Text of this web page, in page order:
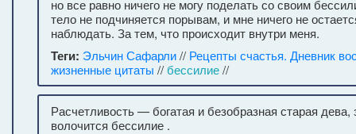
но все равно ничего не могу поделать со своим
тело не подчиняется порывам, и мне ничего не
наблюдать. За тем, что происходит внутри меня.
Теги: Эльчин Сафарли// Рецепты счастья. Дневник
жизненные цитаты //бессилие//
Расчетливость — богатая и безобразная старая дева,
волочится бессилие .